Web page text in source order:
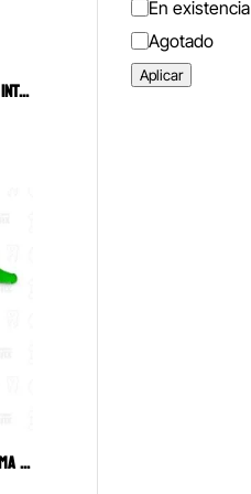
SPLENDOR SAP SISTEMA DE PERNO INTRARRADICULAR ÚNICO PARA RESTAURACIÓN Y CORONAS PROTÉSICAS ANGELUS
GUANTE FUNDA PARA CARPULE FORMA COCODRILO ANGIE ANGELUS
Estado
En existencia
Agotado
Aplicar